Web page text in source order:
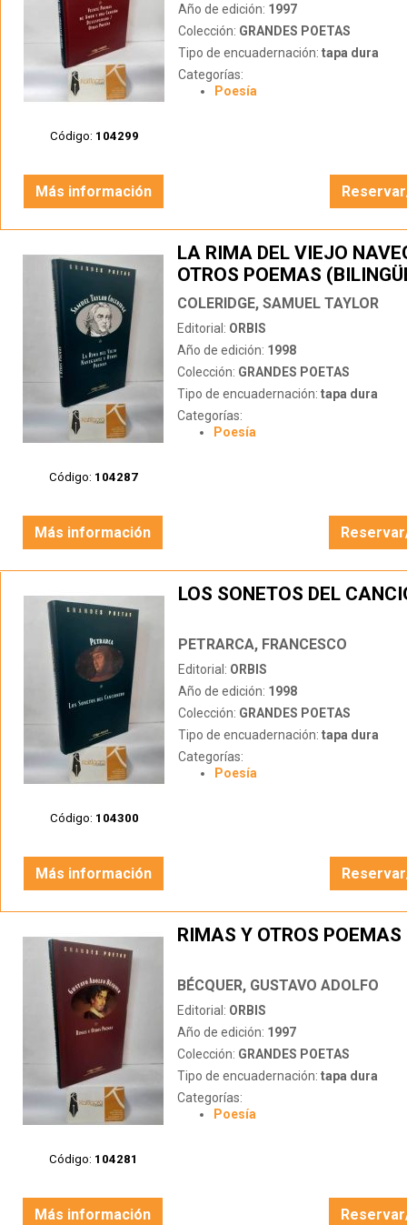
Código: 104299
Año de edición: 1997
Colección: GRANDES POETAS
Tipo de encuadernación: tapa dura
Categorías:
Poesía
Más información
Código: 104287
LA RIMA DEL VIEJO
OTROS POEMAS
COLERIDGE, SAMUEL TAYLOR
Editorial: ORBIS
Año de edición: 1998
Colección: GRANDES POETAS
Tipo de encuadernación: tapa dura
Categorías:
Poesía
Más información
Código: 104300
LOS SONETOS DEL
PETRARCA, FRANCESCO
Editorial: ORBIS
Año de edición: 1998
Colección: GRANDES POETAS
Tipo de encuadernación: tapa dura
Categorías:
Poesía
Más información
Código: 104281
RIMAS Y OTROS POEMAS
BÉCQUER, GUSTAVO ADOLFO
Editorial: ORBIS
Año de edición: 1997
Colección: GRANDES POETAS
Tipo de encuadernación: tapa dura
Categorías:
Poesía
Más información